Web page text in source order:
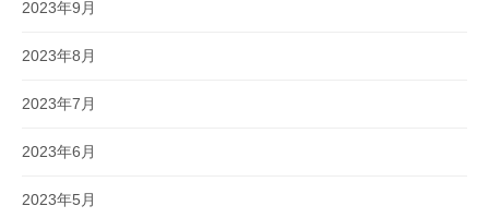
2023年9月
2023年8月
2023年7月
2023年6月
2023年5月